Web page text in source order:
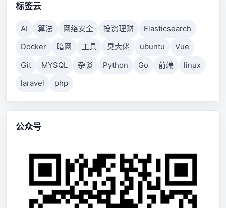
标签云
AI 算法 网络安全 投资理财
Elasticsearch
Docker
暗网 工具 臭大佬 ubuntu
Vue
Git
MYSQL 杂谈 Python Go 前端
linux
laravel
php
公众号